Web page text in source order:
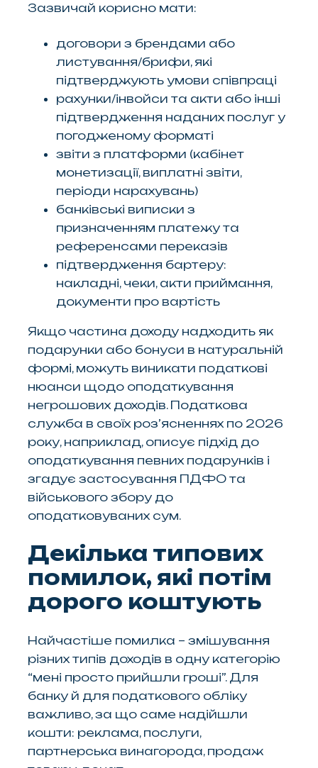
Зазвичай корисно мати:
договори з брендами або
листування/брифи, які
підтверджують умови співпраці
рахунки/інвойси та акти або інші
підтвердження наданих послуг у
погодженому форматі
звіти з платформи (кабінет
монетизації, виплатні звіти,
періоди нарахувань)
банківські виписки з
призначенням платежу та
референсами переказів
підтвердження бартеру:
накладні, чеки, акти приймання,
документи про вартість
Якщо частина доходу надходить як
подарунки або бонуси в натуральній
формі, можуть виникати податкові
нюанси щодо оподаткування
негрошових доходів. Податкова
служба в своїх роз’ясненнях по 2026
року, наприклад, описує підхід до
оподаткування певних подарунків і
згадує застосування ПДФО та
військового збору до
оподатковуваних сум.
Декілька типових
помилок, які потім
дорого коштують
Найчастіше помилка – змішування
різних типів доходів в одну категорію
“мені просто прийшли гроші”. Для
банку й для податкового обліку
важливо, за що саме надійшли
кошти: реклама, послуги,
партнерська винагорода, продаж